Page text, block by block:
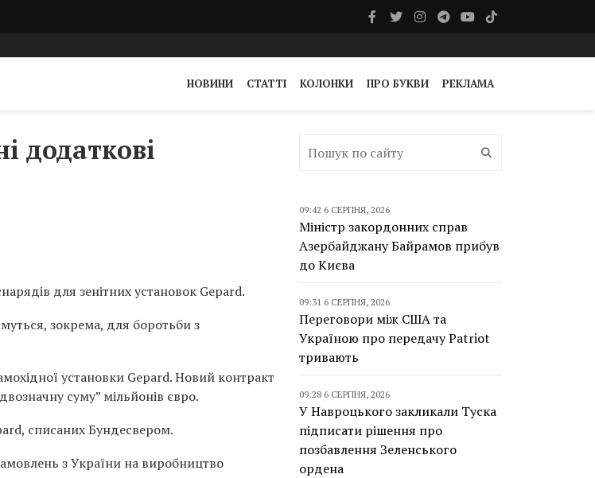
НОВИНИ СТАТТІ КОЛОНКИ ПРО БУКВИ РЕКЛАМА
додаткові
для зенітних установок Gepard.
зокрема, для боротьби з
установки Gepard. Новий контракт
суму” мільйонів євро.
списаних Бундесвером.
з України на виробництво
09:42 6 СЕРПНЯ, 2026
Міністр закордонних справ
Азербайджану Байрамов прибув
до Києва
09:31 6 СЕРПНЯ, 2026
Переговори між США та
Україною про передачу Patriot
тривають
09:28 6 СЕРПНЯ, 2026
У Навроцького закликали Туска
підписати рішення про
позбавлення Зеленського
ордена